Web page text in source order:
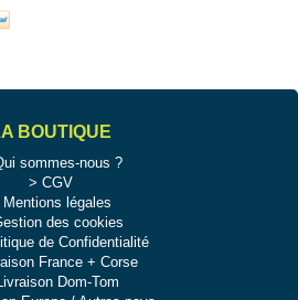
BOUTIQUE
sommes-nous ?
CGV
Mentions légales
des cookies
de Confidentialité
France + Corse
Dom-Tom